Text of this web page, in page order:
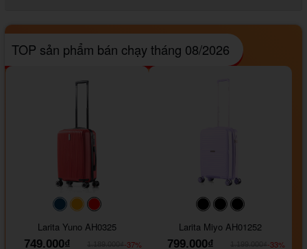
TOP sản phẩm bán chạy tháng 08/2026
#093f69#ffa500
Larita Yuno AH0325
749.000₫
-37%
#000000#000000
Larita Miyo AH01252
799.000₫
-33%